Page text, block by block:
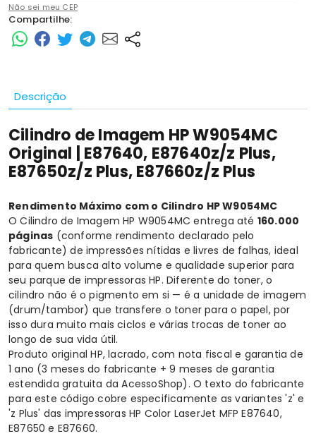
Não sei meu CEP
Compartilhe:
Descrição
Cilindro de Imagem HP W9054MC
Original | E87640, E87640z/z Plus,
E87650z/z Plus, E87660z/z Plus
Rendimento Máximo com o Cilindro HP W9054MC
O Cilindro de Imagem HP W9054MC entrega até 160.000
páginas (conforme rendimento declarado pelo
fabricante) de impressões nítidas e livres de falhas, ideal
para quem busca alto volume e qualidade superior para
seu parque de impressoras HP. Diferente do toner, o
cilindro não é o pigmento em si — é a unidade de imagem
(drum/tambor) que transfere o toner para o papel, por
isso dura muito mais ciclos e várias trocas de toner ao
longo de sua vida útil.
Produto original HP, lacrado, com nota fiscal e garantia de
1 ano (3 meses do fabricante + 9 meses de garantia
estendida gratuita da AcessoShop). O texto do fabricante
para este código cobre especificamente as variantes 'z' e
'z Plus' das impressoras HP Color LaserJet MFP E87640,
E87650 e E87660.